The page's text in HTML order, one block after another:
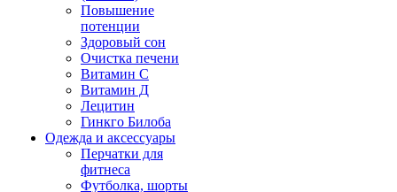
Повышение
потенции
Здоровый сон
Очистка печени
Витамин С
Витамин Д
Лецитин
Гинкго Билоба
Одежда и аксессуары
Перчатки для
фитнеса
Футболка, шорты